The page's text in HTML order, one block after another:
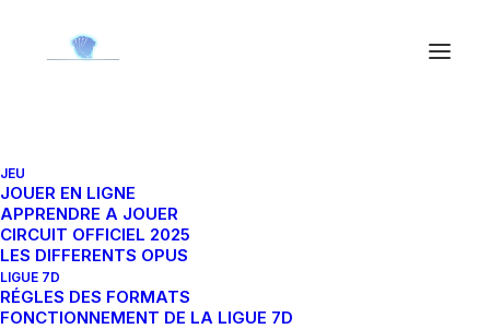
JEU
JOUER EN LIGNE
APPRENDRE A JOUER
CIRCUIT OFFICIEL 2025
LES DIFFERENTS OPUS
LIGUE 7D
RÉGLES DES FORMATS
FONCTIONNEMENT DE LA LIGUE 7D